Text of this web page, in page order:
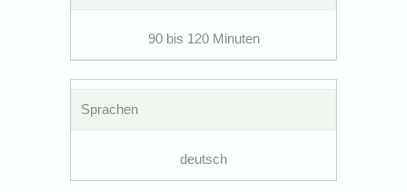
90 bis 120 Minuten
Sprachen
deutsch